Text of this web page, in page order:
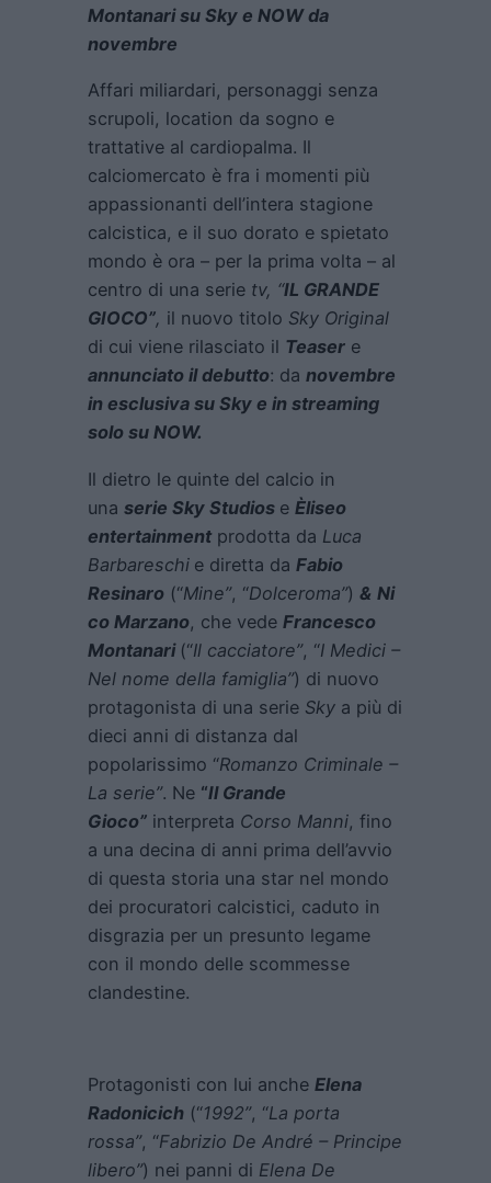
Montanari su Sky e NOW da
novembre
Affari miliardari, personaggi senza
scrupoli, location da sogno e
trattative al cardiopalma. Il
calciomercato è fra i momenti più
appassionanti dell’intera stagione
calcistica, e il suo dorato e spietato
mondo è ora – per la prima volta – al
centro di una serie tv, “IL GRANDE
GIOCO”, il nuovo titolo Sky Original
di cui viene rilasciato il Teaser e
annunciato il debutto: da novembre
in esclusiva su Sky e in streaming
solo su NOW.
Il dietro le quinte del calcio in
una serie Sky Studios e Èliseo
entertainment prodotta da Luca
Barbareschi e diretta da Fabio
Resinaro (“Mine”, “Dolceroma”) & Ni
co Marzano, che vede Francesco
Montanari (“Il cacciatore”, “I Medici –
Nel nome della famiglia”) di nuovo
protagonista di una serie Sky a più di
dieci anni di distanza dal
popolarissimo “Romanzo Criminale –
La serie”. Ne “Il Grande
Gioco” interpreta Corso Manni, fino
a una decina di anni prima dell’avvio
di questa storia una star nel mondo
dei procuratori calcistici, caduto in
disgrazia per un presunto legame
con il mondo delle scommesse
clandestine.
Protagonisti con lui anche Elena
Radonicich (“1992”, “La porta
rossa”, “Fabrizio De André – Principe
libero”) nei panni di Elena De